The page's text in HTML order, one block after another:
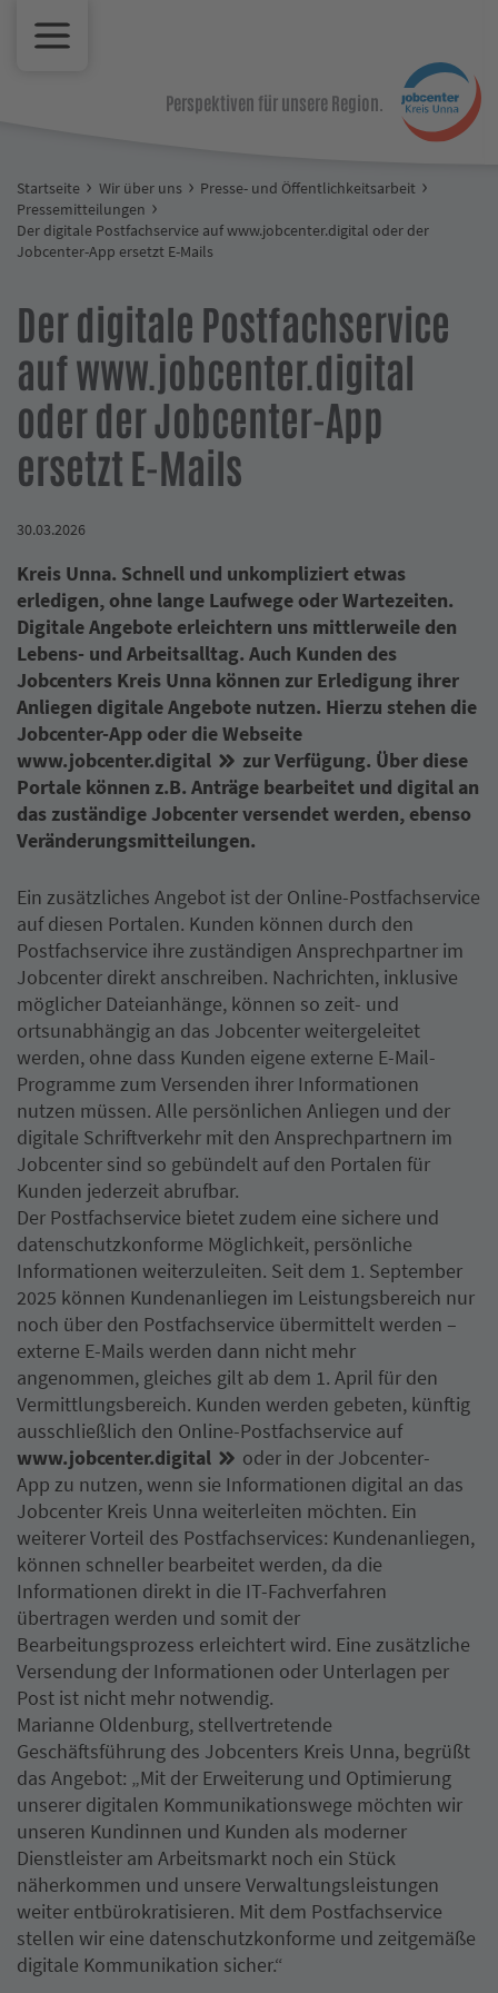
Perspektiven für unsere Region.
Startseite Wir über uns
Presse- und Öffentlichkeitsarbeit
Pressemitteilungen
Der digitale Postfachservice auf www.jobcenter.digital oder der
Jobcenter-App ersetzt E-Mails
Der digitale Postfachservice
auf www.jobcenter.digital
oder der Jobcenter-App
ersetzt E-Mails
30.03.2026
Kreis Unna. Schnell und unkompliziert etwas
erledigen, ohne lange Laufwege oder Wartezeiten.
Digitale Angebote erleichtern uns mittlerweile den
Lebens- und Arbeitsalltag. Auch Kunden des
Jobcenters Kreis Unna können zur Erledigung ihrer
Anliegen digitale Angebote nutzen. Hierzu stehen die
Jobcenter-App oder die Webseite
www.jobcenter.digital
zur Verfügung. Über diese
Portale können z.B. Anträge bearbeitet und digital an
das zuständige Jobcenter versendet werden, ebenso
Veränderungsmitteilungen.
Ein zusätzliches Angebot ist der Online-Postfachservice
auf diesen Portalen. Kunden können durch den
Postfachservice ihre zuständigen Ansprechpartner im
Jobcenter direkt anschreiben. Nachrichten, inklusive
möglicher Dateianhänge, können so zeit- und
ortsunabhängig an das Jobcenter weitergeleitet
werden, ohne dass Kunden eigene externe E-Mail-
Programme zum Versenden ihrer Informationen
nutzen müssen. Alle persönlichen Anliegen und der
digitale Schriftverkehr mit den Ansprechpartnern im
Jobcenter sind so gebündelt auf den Portalen für
Kunden jederzeit abrufbar.
Der Postfachservice bietet zudem eine sichere und
datenschutzkonforme Möglichkeit, persönliche
Informationen weiterzuleiten. Seit dem 1. September
2025 können Kundenanliegen im Leistungsbereich nur
noch über den Postfachservice übermittelt werden –
externe E-Mails werden dann nicht mehr
angenommen, gleiches gilt ab dem 1. April für den
Vermittlungsbereich. Kunden werden gebeten, künftig
ausschließlich den Online-Postfachservice auf
www.jobcenter.digital
oder in der Jobcenter-
App zu nutzen, wenn sie Informationen digital an das
Jobcenter Kreis Unna weiterleiten möchten. Ein
weiterer Vorteil des Postfachservices: Kundenanliegen,
können schneller bearbeitet werden, da die
Informationen direkt in die IT-Fachverfahren
übertragen werden und somit der
Bearbeitungsprozess erleichtert wird. Eine zusätzliche
Versendung der Informationen oder Unterlagen per
Post ist nicht mehr notwendig.
Marianne Oldenburg, stellvertretende
Geschäftsführung des Jobcenters Kreis Unna, begrüßt
das Angebot: „Mit der Erweiterung und Optimierung
unserer digitalen Kommunikationswege möchten wir
unseren Kundinnen und Kunden als moderner
Dienstleister am Arbeitsmarkt noch ein Stück
näherkommen und unsere Verwaltungsleistungen
weiter entbürokratisieren. Mit dem Postfachservice
stellen wir eine datenschutzkonforme und zeitgemäße
digitale Kommunikation sicher.“